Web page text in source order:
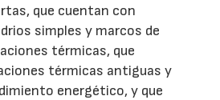
que cuentan con
simples y marcos de
térmicas, que
térmicas antiguas y
energético, y que